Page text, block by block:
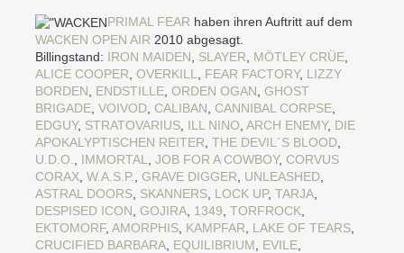
PRIMAL FEAR haben ihren Auftritt auf dem
WACKEN OPEN AIR 2010 abgesagt.
Billingstand: IRON MAIDEN SLAYER MÖTLEY CRÜE
ALICE COOPER OVERKILL FEAR FACTORY, LIZZY
BORDEN
ENDSTILLE ORDEN OGAN GHOST
BRIGADE VOIVOD CALIBAN CANNIBAL CORPSE
EDGUY, STRATOVARIUS ILL NINO ARCH ENEMY, DIE
APOKALYPTISCHEN REITER THE DEVIL´S BLOOD
U.D.O.
IMMORTAL JOB FOR A COWBOY, CORVUS
CORAX W.A.S.P. GRAVE DIGGER UNLEASHED
ASTRAL DOORS SKANNERS LOCK UP, TARJA
DESPISED ICON GOJIRA 1349 TORFROCK
EKTOMORF, AMORPHIS KAMPFAR LAKE OF TEARS
CRUCIFIED BARBARA EQUILIBRIUM EVILE